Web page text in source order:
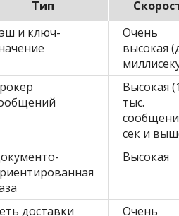
Тип
и ключ-
Очень
высокая
Высокая
тыс.
сек и
Высокая
доставки Очень